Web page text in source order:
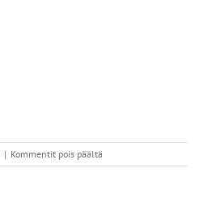
| Kommentit pois päältä
E247062E-